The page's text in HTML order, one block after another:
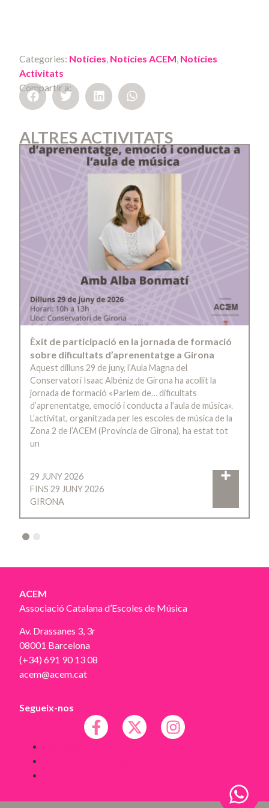
Categories: Notícies Notícies ACEM Notícies
Activitats
Compartir a:
ALTRES ACTIVITATS
Èxit de participació en la jornada de formació
sobre dificultats d’aprenentatge a Girona
Aquest dilluns 29 de juny, l’Aula Magna del
Conservatori Isaac Albéniz de Girona ha acollit la
jornada de formació «Parlem de… dificultats
d’aprenentatge, emoció i conducta a l’aula de música».
L’activitat, organitzada per les escoles de música de la
Zona 2 de l’ACEM (Província de Girona), ha estat tot
un
29 JUNY 2026
FINS 29 JUNY 2026
GIRONA
ACEM
Associació Catalana d’Escoles de Música
Av. Drassanes 3, 3r
08001 Barcelona
(+34) 691 90 13 08
acem@acem.cat
Segueix-nos